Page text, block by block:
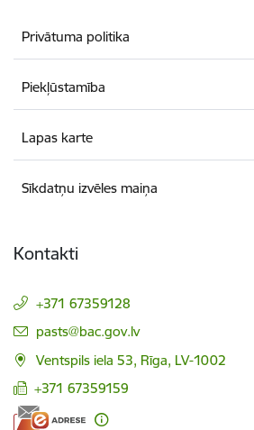
Privātuma politika
Piekļūstamība
Lapas karte
Sīkdatņu izvēles maiņa
Kontakti
+371 67359128
E-pasts:
pasts@bac.gov.lv
Ventspils iela 53, Rīga, LV-1002
+371 67359159